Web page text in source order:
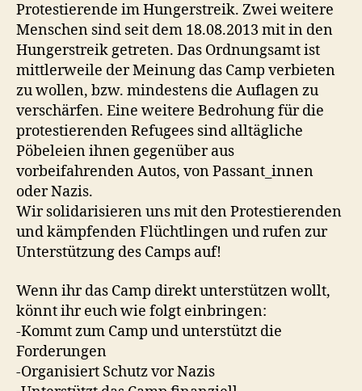
Protestierende im Hungerstreik. Zwei weitere
Menschen sind seit dem 18.08.2013 mit in den
Hungerstreik getreten. Das Ordnungsamt ist
mittlerweile der Meinung das Camp verbieten
zu wollen, bzw. mindestens die Auflagen zu
verschärfen. Eine weitere Bedrohung für die
protestierenden Refugees sind alltägliche
Pöbeleien ihnen gegenüber aus
vorbeifahrenden Autos, von Passant_innen
oder Nazis.
Wir solidarisieren uns mit den Protestierenden
und kämpfenden Flüchtlingen und rufen zur
Unterstützung des Camps auf!
Wenn ihr das Camp direkt unterstützen wollt,
könnt ihr euch wie folgt einbringen:
-Kommt zum Camp und unterstützt die
Forderungen
-Organisiert Schutz vor Nazis